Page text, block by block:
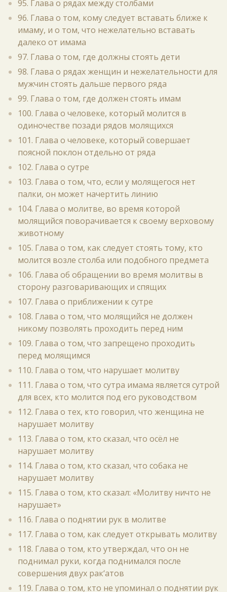
95. Глава о рядах между столбами
96. Глава о том, кому следует вставать ближе к
имаму, и о том, что нежелательно вставать
далеко от имама
97. Глава о том, где должны стоять дети
98. Глава о рядах женщин и нежелательности для
мужчин стоять дальше первого ряда
99. Глава о том, где должен стоять имам
100. Глава о человеке, который молится в
одиночестве позади рядов молящихся
101. Глава о человеке, который совершает
поясной поклон отдельно от ряда
102. Глава о сутре
103. Глава о том, что, если у молящегося нет
палки, он может начертить линию
104. Глава о молитве, во время которой
молящийся поворачивается к своему верховому
животному
105. Глава о том, как следует стоять тому, кто
молится возле столба или подобного предмета
106. Глава об обращении во время молитвы в
сторону разговаривающих и спящих
107. Глава о приближении к сутре
108. Глава о том, что молящийся не должен
никому позволять проходить перед ним
109. Глава о том, что запрещено проходить
перед молящимся
110. Глава о том, что нарушает молитву
111. Глава о том, что сутра имама является сутрой
для всех, кто молится под его руководством
112. Глава о тех, кто говорил, что женщина не
нарушает молитву
113. Глава о том, кто сказал, что осёл не
нарушает молитву
114. Глава о том, кто сказал, что собака не
нарушает молитву
115. Глава о том, кто сказал: «Молитву ничто не
нарушает»
116. Глава о поднятии рук в молитве
117. Глава о том, как следует открывать молитву
118. Глава о том, кто утверждал, что он не
поднимал руки, когда поднимался после
совершения двух рак‘атов
119. Глава о том, кто не упоминал о поднятии рук